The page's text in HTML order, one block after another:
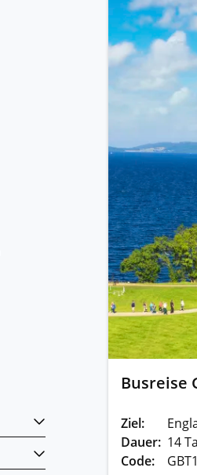
Reisen in
Alle
Busreise
Ziel:
Dauer: 14
Code: